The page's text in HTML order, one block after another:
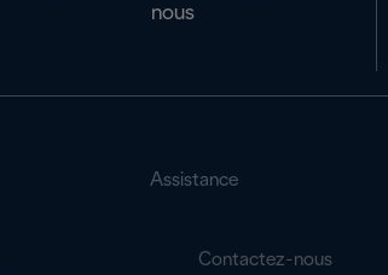
nous
Assistance
Contactez-nous